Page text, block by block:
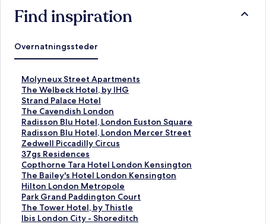
Find inspiration
Overnatningssteder
Molyneux Street Apartments
L
i
n
k
å
b
n
e
r
d
e
n
n
e
The Welbeck Hotel, by IHG
L
i
n
k
å
b
n
e
r
d
e
n
n
Strand Palace Hotel
L
i
n
k
å
b
n
e
r
d
e
n
The Cavendish London
L
i
n
k
å
b
n
e
r
d
e
Radisson Blu Hotel, London Euston Square
L
i
n
k
å
b
n
e
r
d
Radisson Blu Hotel, London Mercer Street
L
i
n
k
å
b
n
e
r
Zedwell Piccadilly Circus
L
i
n
k
å
b
n
e
37gs Residences
L
i
n
k
å
b
n
Copthorne Tara Hotel London Kensington
L
i
n
k
å
b
The Bailey's Hotel London Kensington
L
i
n
k
å
Hilton London Metropole
L
i
n
k
Park Grand Paddington Court
L
i
n
The Tower Hotel, by Thistle
L
iIbis London City - Shoreditch
L